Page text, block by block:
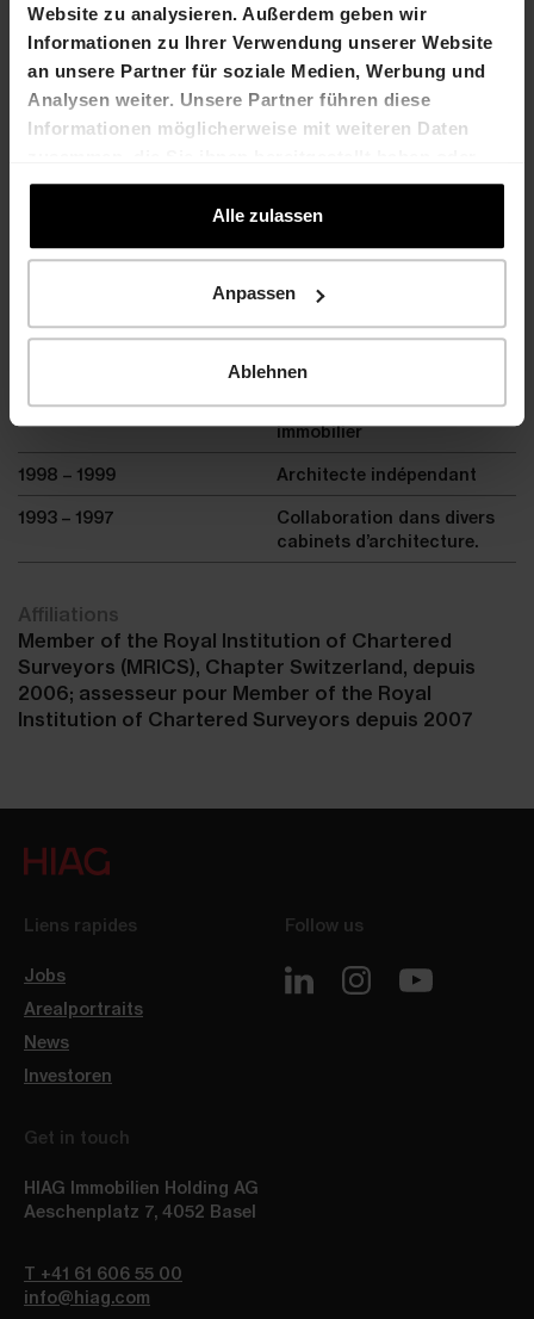
Website zu analysieren. Außerdem geben wir
Informationen zu Ihrer Verwendung unserer Website
an unsere Partner für soziale Medien, Werbung und
Analysen weiter. Unsere Partner führen diese
Informationen möglicherweise mit weiteren Daten
die sie im Rahmen Ihrer Nutzung der Dienste
Alle zulassen
Anpassen
Ablehnen
2003 – 2019
Partenaire et copropriétaire
de Wüest Partner AG, dont
2003 – 2006 et 2013 – 2017
en tant que membre du
Conseil d’administration et
2017 – 2019 en tant que
Partner AG en tant que
collaborateur
senior
1999 – 2000
Collaboration chez ITERA
comme agent fiduciaire
immobilier et agent
immobilier
1998 – 1999
Architecte indépendant
1993 – 1997
Collaboration dans divers
cabinets d’architecture.
Affiliations
Member of the Royal Institution of Chartered
Surveyors (MRICS), Chapter Switzerland, depuis
2006; assesseur pour Member of the Royal
Institution of Chartered Surveyors depuis 2007
Liens rapides
Jobs
Arealportraits
News
Investoren
Follow us
Get in touch
HIAG Immobilien Holding AG
Aeschenplatz 7, 4052 Basel
T +41 61 606 55 00
info@hiag.com